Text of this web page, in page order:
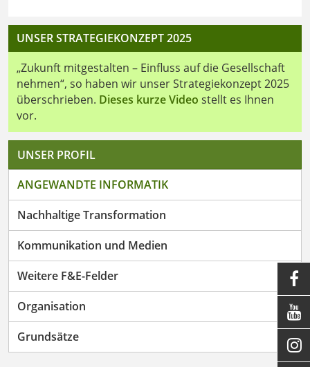
UNSER STRATEGIEKONZEPT 2025
„Zukunft mitgestalten – Einfluss auf die Gesellschaft
nehmen“, so haben wir unser Strategiekonzept 2025
überschrieben. Dieses kurze Video stellt es Ihnen
vor.
UNSER PROFIL
ANGEWANDTE INFORMATIK
Nachhaltige Transformation
Kommunikation und Medien
Weitere F&E-Felder
Organisation
Grundsätze
+


